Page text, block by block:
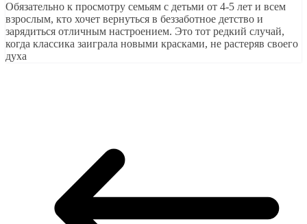
Обязательно к просмотру семьям с детьми от 4-5 лет и всем
взрослым, кто хочет вернуться в беззаботное детство и
зарядиться отличным настроением. Это тот редкий случай,
когда классика заиграла новыми красками, не растеряв своего
духа